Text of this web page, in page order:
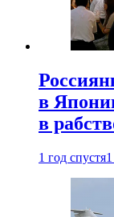
в
в
1 год спустя